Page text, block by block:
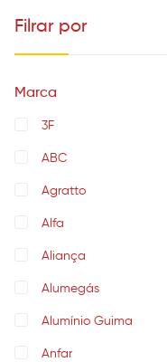
Filrar por
Marca
3F
ABC
Agratto
Alfa
Aliança
Alumegás
Alumínio Guima
Anfar